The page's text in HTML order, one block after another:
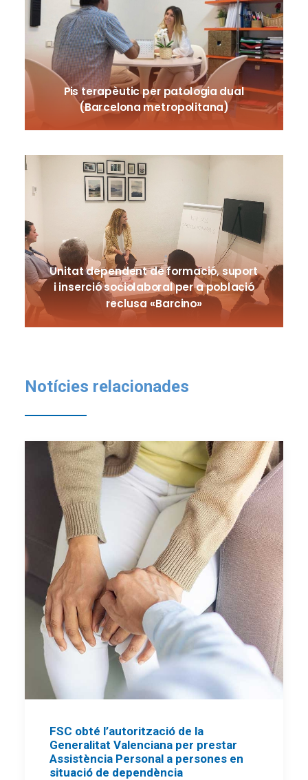
Pis terapèutic per patologia dual
(Barcelona metropolitana)
Unitat dependent de formació, suport
i inserció sociolaboral per a població
reclusa «Barcino»
Notícies relacionades
FSC obté l’autorització de la
Generalitat Valenciana per prestar
Assistència Personal a persones en
situació de dependència